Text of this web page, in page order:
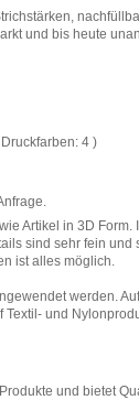
und bis heute
4 )
Artikel in 3D Form.
sind sehr fein und
ist alles möglich.
werden.
und
und bietet